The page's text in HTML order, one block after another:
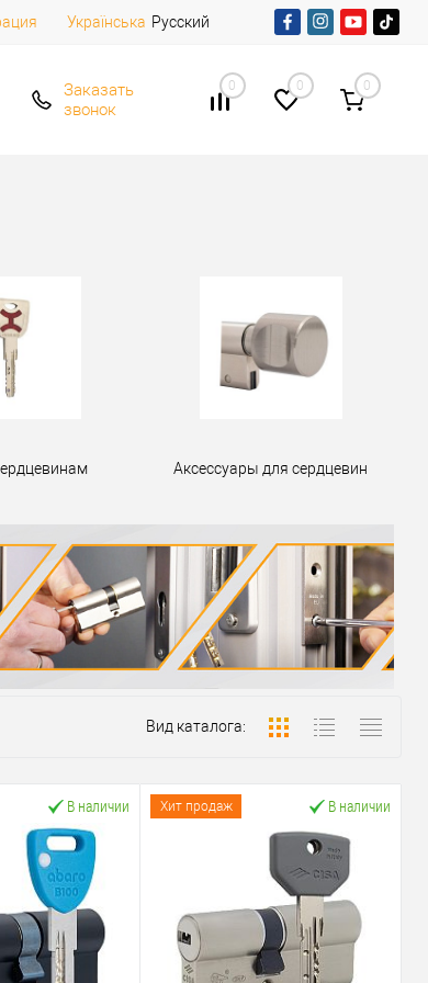
Українська Русский
Заказать
звонок
0 0 0
Аксессуары для сердцевин
Вид каталога:
В наличии Хит продаж В наличии